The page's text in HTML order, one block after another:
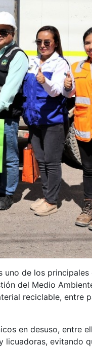
uno de los
del Medio
reciclable, entre
en desuso, entre
licuadoras, evitando